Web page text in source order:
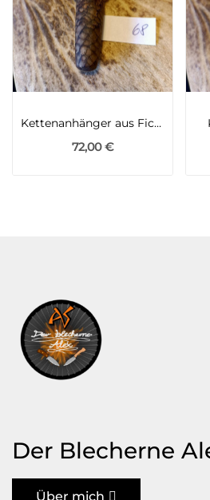
Kettenanhänger aus Fichtenzapfen
72,00 €
Der Blecherne
Über mich